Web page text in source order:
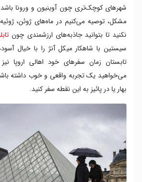
شهرهای کوچک‌تری چون آوینیون و ورونا
مشکل، توصیه می‌کنیم در ماه‌های ژوئن،
نکنید تا بتوانید جاذبه‌های ارزشمندی چون
سیستین با شاهکار میکل آنژ را با خیال
تابستان زمان سفرهای خود اهالی اروپا
می‌خواهید یک تجربه واقعی و خوب داشته
بهار یا در پائیز به این نقطه سفر کنید.